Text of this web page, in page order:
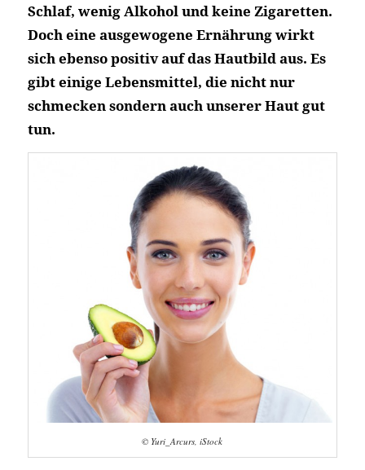
Schlaf, wenig Alkohol und keine Zigaretten.
Doch eine ausgewogene Ernährung wirkt
sich ebenso positiv auf das Hautbild aus. Es
gibt einige Lebensmittel, die nicht nur
schmecken sondern auch unserer Haut gut
tun.
© Yuri_Arcurs, iStock